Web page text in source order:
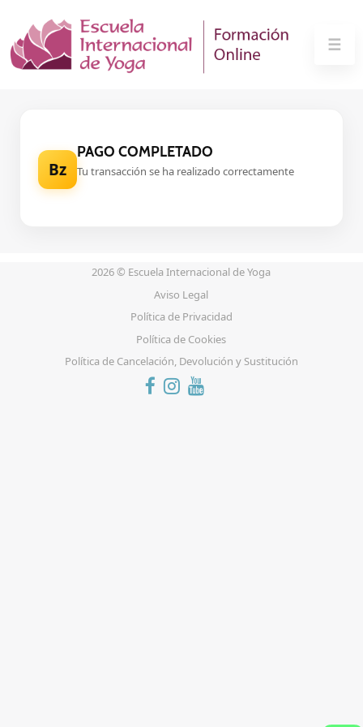
content
☰
Bz
PAGO COMPLETADO
Tu transacción se ha realizado correctamente
2026 © Escuela Internacional de Yoga
Aviso Legal
Política de Privacidad
Política de Cookies
Política de Cancelación, Devolución y Sustitución